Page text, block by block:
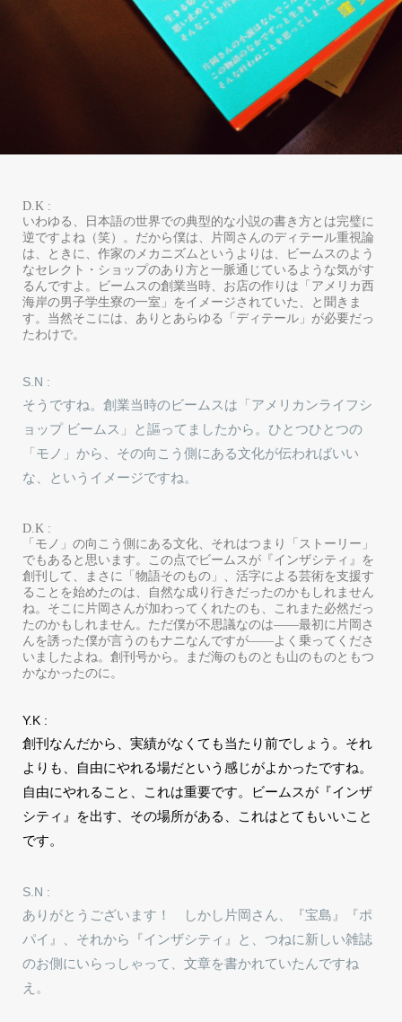
D.K :
いわゆる、日本語の世界での典型的な小説の書き方とは完璧に
逆ですよね（笑）。だから僕は、片岡さんのディテール重視論
は、ときに、作家のメカニズムというよりは、ビームスのよう
なセレクト・ショップのあり方と一脈通じているような気がす
るんですよ。ビームスの創業当時、お店の作りは「アメリカ西
海岸の男子学生寮の一室」をイメージされていた、と聞きま
す。当然そこには、ありとあらゆる「ディテール」が必要だっ
たわけで。
S.N :
そうですね。創業当時のビームスは「アメリカンライフシ
ョップ ビームス」と謳ってましたから。ひとつひとつの
「モノ」から、その向こう側にある文化が伝わればいい
な、というイメージですね。
D.K :
「モノ」の向こう側にある文化、それはつまり「ストーリー」
でもあると思います。この点でビームスが『インザシティ』を
創刊して、まさに「物語そのもの」、活字による芸術を支援す
ることを始めたのは、自然な成り行きだったのかもしれません
ね。そこに片岡さんが加わってくれたのも、これまた必然だっ
たのかもしれません。ただ僕が不思議なのは――最初に片岡さ
んを誘った僕が言うのもナニなんですが――よく乗ってくださ
いましたよね。創刊号から。まだ海のものとも山のものともつ
かなかったのに。
Y.K :
創刊なんだから、実績がなくても当たり前でしょう。それ
よりも、自由にやれる場だという感じがよかったですね。
自由にやれること、これは重要です。ビームスが『インザ
シティ』を出す、その場所がある、これはとてもいいこと
です。
S.N :
ありがとうございます！ しかし片岡さん、『宝島』『ポ
パイ』、それから『インザシティ』と、つねに新しい雑誌
のお側にいらっしゃって、文章を書かれていたんですね
え。